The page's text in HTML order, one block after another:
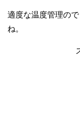
適度な温度管理の
ね。